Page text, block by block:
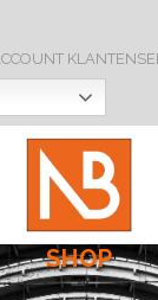
SHOP